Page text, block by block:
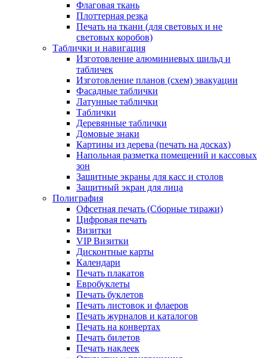
Флаговая ткань
Плоттерная резка
Печать на ткани (для световых и не
световых коробов)
Таблички и навигация
Изготовление алюминиевых шильд и
табличек
Изготовление планов (схем) эвакуации
Фасадные таблички
Латунные таблички
Таблички
Деревянные таблички
Домовые знаки
Картины из дерева (печать на досках)
Напольная разметка помещений и кассовых
зон
Защитные экраны для касс и столов
Защитный экран для лица
Полиграфия
Офсетная печать (Сборные тиражи)
Цифровая печать
Визитки
VIP Визитки
Дисконтные карты
Календари
Печать плакатов
Евробуклеты
Печать буклетов
Печать листовок и флаеров
Печать журналов и каталогов
Печать на конвертах
Печать билетов
Печать наклеек